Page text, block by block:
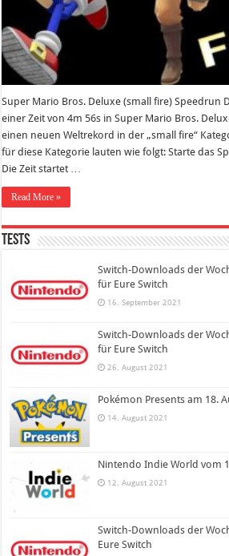
Super Mario Bros. Deluxe (small fire) Speedrun
einer Zeit von 4m 56s in Super Mario Bros.
einen neuen Weltrekord in der „small fire“
für diese Kategorie lauten wie folgt: Starte das
Die Zeit startet …
Read More »
Tests
Switch-Downloads der
für Eure Switch
16. September 2021
Switch-Downloads der
für Eure Switch
26. August 2021
Pokémon Presents am 18.
14. August 2021
Nintendo Indie World vom
12. August 2021
Switch-Downloads der
Eure Switch